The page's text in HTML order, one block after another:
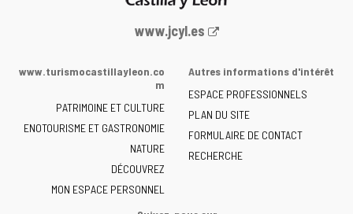
Portail
la
de
Castilla
y
León
-
www.jcyl.es
www.turismocastillayleon.co
m
PATRIMOINE ET CULTURE
ENOTOURISME ET GASTRONOMIE
NATURE
DÉCOUVREZ
MON ESPACE PERSONNEL
Autres informations d'intérêt
ESPACE PROFESSIONNELS
PLAN DU SITE
FORMULAIRE DE CONTACT
RECHERCHE